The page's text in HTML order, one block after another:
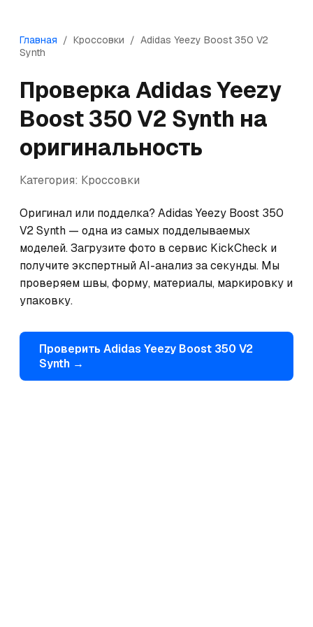
Главная / Кроссовки / Adidas Yeezy Boost 350 V2
Synth
ПроверкаAdidasYeezy
Boost 350 V2 Synth на
оригинальность
Категория: Кроссовки
Оригинал или подделка? Adidas Yeezy Boost 350
V2 Synth — одна из самых подделываемых
моделей. Загрузите фото в сервис KickCheck и
получите экспертный AI-анализ за секунды. Мы
проверяем швы, форму, материалы, маркировку и
упаковку.
Проверить Adidas Yeezy Boost 350 V2
Synth →